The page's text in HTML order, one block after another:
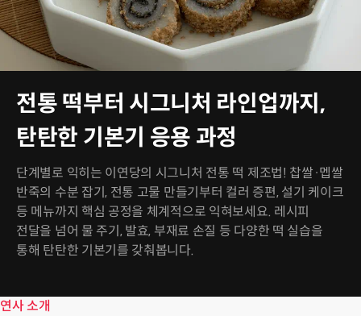
전통 떡부터 시그니처 라인업까지,
탄탄한 기본기 응용 과정
단계별로 익히는 이연당의 시그니처 전통 떡 제조법! 찹쌀·멥쌀
반죽의 수분 잡기, 전통 고물 만들기부터 컬러 증편, 설기 케이크
등 메뉴까지 핵심 공정을 체계적으로 익혀보세요. 레시피
전달을 넘어 물 주기, 발효, 부재료 손질 등 다양한 떡 실습을
통해 탄탄한 기본기를 갖춰봅니다.
연사 소개